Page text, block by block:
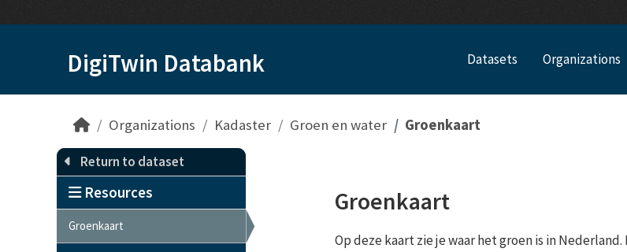
DigiTwin Databank Datasets Organizations
Organizations Kadaster Groen en water Groenkaart
Return to dataset
Resources
Groenkaart
Groenkaart
Op deze kaart zie je waar het groen is in